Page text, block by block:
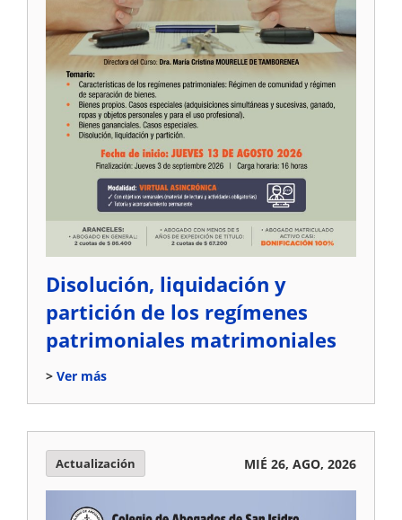
Disolución, liquidación y
partición de los regímenes
patrimoniales matrimoniales
Ver más
Actualización MIÉ 26, AGO, 2026